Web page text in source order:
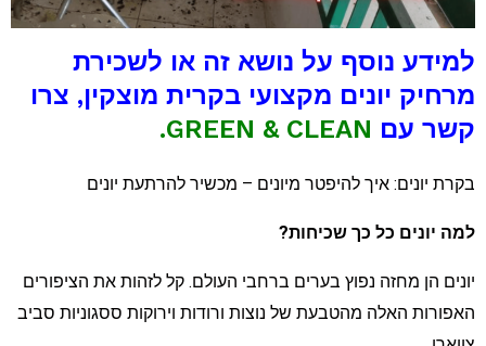
נוסף על נושא זה או לשכירת
יונים מקצועי בקרית מוצקין, צרו
עםGREEN & CLEAN.
יונים: איך להיפטר מיונים – מכשיר להרתעת יונים
יונים כל כך שכיחות?
הן מחזה נפוץ בערים ברחבי העולם. קל לזהות את הציפורים
האלה מהטבעת של נוצות ורודות וירוקות ססגוניות סביב